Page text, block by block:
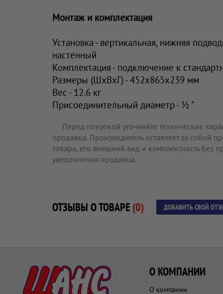
Монтаж и комплектация
Установка - вертикальная, нижняя
настенный
Комплектация - подключение к
Размеры (ШхВхГ) - 452x865x239 мм
Вес - 12.6 кг
Присоединительный диаметр - ½ "
Перед покупкой уточняйте технические
продавца. Производитель оставляет за собой
товара, его внешний вид и комплектность без
уведомления продавца.
ОТЗЫВЫ О ТОВАРЕ (0) ДОБАВИТЬ СВОЙ
О КОМПАНИИ
О компании